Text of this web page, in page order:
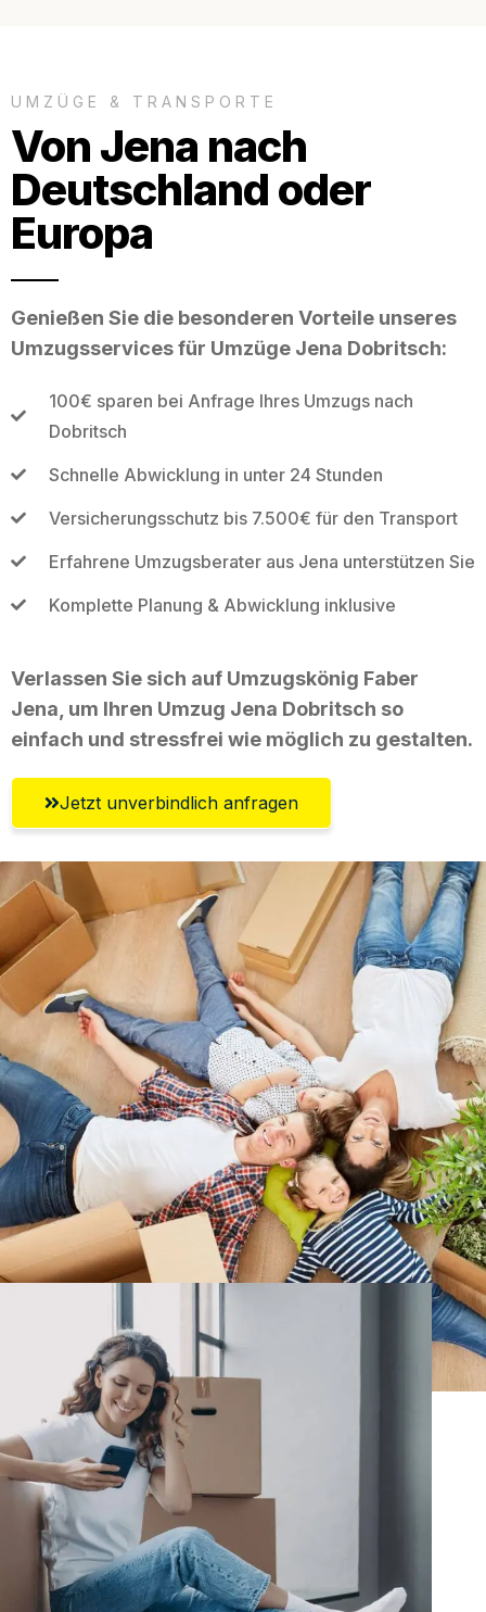
UMZÜGE & TRANSPORTE
Von Jena nach
Deutschland oder
Europa
Genießen Sie die besonderen Vorteile unseres
Umzugsservices für Umzüge Jena Dobritsch:
100€ sparen bei Anfrage Ihres Umzugs nach
Dobritsch
Schnelle Abwicklung in unter 24 Stunden
Versicherungsschutz bis 7.500€ für den Transport
Erfahrene Umzugsberater aus Jena unterstützen Sie
Komplette Planung & Abwicklung inklusive
Verlassen Sie sich auf Umzugskönig Faber
Jena, um Ihren Umzug Jena Dobritsch so
einfach und stressfrei wie möglich zu gestalten.
Jetzt unverbindlich anfragen